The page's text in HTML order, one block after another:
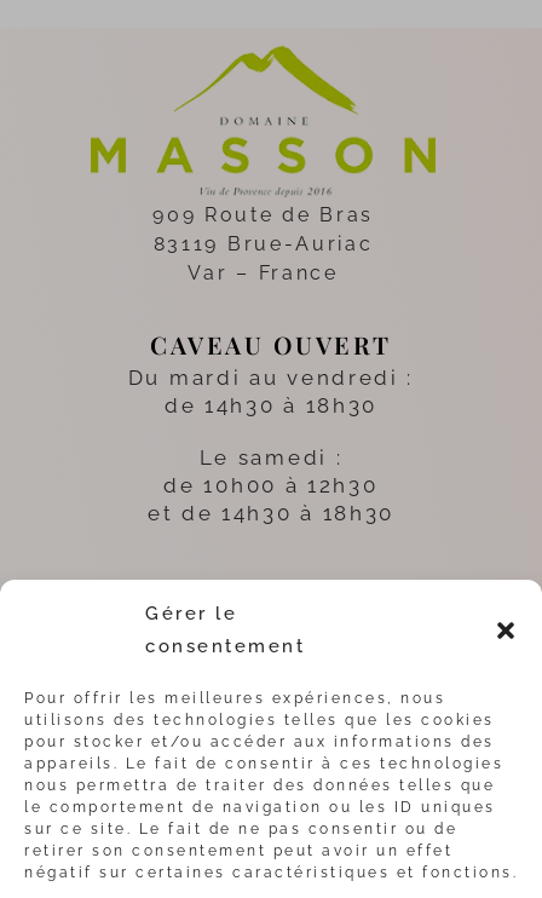
Gérer le
consentement
Pour offrir les meilleures expériences, nous
utilisons des technologies telles que les cookies
pour stocker et/ou accéder aux informations des
appareils. Le fait de consentir à ces technologies
nous permettra de traiter des données telles que
le comportement de navigation ou les ID uniques
sur ce site. Le fait de ne pas consentir ou de
retirer son consentement peut avoir un effet
négatif sur certaines caractéristiques et fonctions.
909 Route de Bras
83119 Brue-Auriac
Var – France
CAVEAU OUVERT
Du mardi au vendredi :
de 14h30 à 18h30
Le samedi :
de 10h00 à 12h30
et de 14h30 à 18h30
SUIVEZ-NOUS
SUR LES RÉSEAUX
NOS CONTACTS
+33 (0)4 94 80 09 49
+33 (0)7 87 31 31 73
NOUS CONTACTER